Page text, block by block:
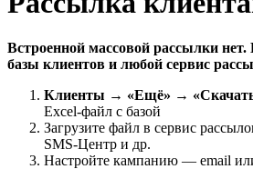
Встроенной массовой рассылки нет.
базы клиентов и любой сервис
Клиенты → «Ещё» →
Excel-файл с базой
Загрузите файл в сервис
SMS-Центр и др.
Настройте кампанию — email